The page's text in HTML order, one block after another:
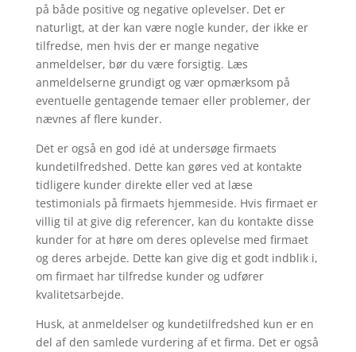
på både positive og negative oplevelser. Det er
naturligt, at der kan være nogle kunder, der ikke er
tilfredse, men hvis der er mange negative
anmeldelser, bør du være forsigtig. Læs
anmeldelserne grundigt og vær opmærksom på
eventuelle gentagende temaer eller problemer, der
nævnes af flere kunder.
Det er også en god idé at undersøge firmaets
kundetilfredshed. Dette kan gøres ved at kontakte
tidligere kunder direkte eller ved at læse
testimonials på firmaets hjemmeside. Hvis firmaet er
villig til at give dig referencer, kan du kontakte disse
kunder for at høre om deres oplevelse med firmaet
og deres arbejde. Dette kan give dig et godt indblik i,
om firmaet har tilfredse kunder og udfører
kvalitetsarbejde.
Husk, at anmeldelser og kundetilfredshed kun er en
del af den samlede vurdering af et firma. Det er også